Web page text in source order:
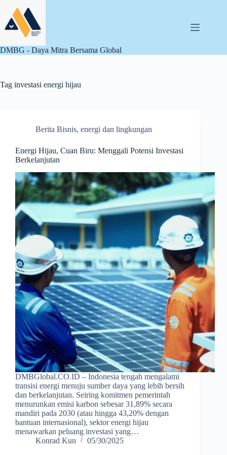
content
DMBG - Daya Mitra Bersama Global
Tag investasi energi hijau
Berita Bisnis, energi dan lingkungan
Energi Hijau, Cuan Biru: Menggali Potensi Investasi
Berkelanjutan
DMBGlobal.CO.ID – Indonesia tengah mengalami
transisi energi menuju sumber daya yang lebih bersih
dan berkelanjutan. Seiring komitmen pemerintah
menurunkan emisi karbon sebesar 31,89% secara
mandiri pada 2030 (atau hingga 43,20% dengan
bantuan internasional), sektor energi hijau
menawarkan peluang investasi yang…
Konrad Kun
05/30/2025